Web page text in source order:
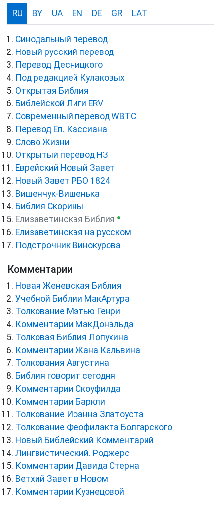
RU BY UA EN DE GR LAT
Синодальный перевод
Новый русский перевод
Перевод Десницкого
Под редакцией Кулаковых
Открытая Библия
Библейской Лиги ERV
Cовременный перевод WBTC
Перевод Еп. Кассиана
Слово Жизни
Открытый перевод НЗ
Еврейский Новый Завет
Новый Завет РБО 1824
Вишенчук-Вишенька
Библия Скорины
Елизаветинская Библия ●
Елизаветинская на русском
Подстрочник Винокурова
Комментарии
Новая Женевская Библия
Учебной Библии МакАртура
Толкование Мэтью Генри
Комментарии МакДональда
Толковая Библия Лопухина
Комментарии Жана Кальвина
Толкования Августина
Библия говорит сегодня
Комментарии Скоуфилда
Комментарии Баркли
Толкование Иоанна Златоуста
Толкование Феофилакта Болгарского
Новый Библейский Комментарий
Лингвистический. Роджерс
Комментарии Давида Стерна
Ветхий Завет в Новом
Комментарии Кузнецовой